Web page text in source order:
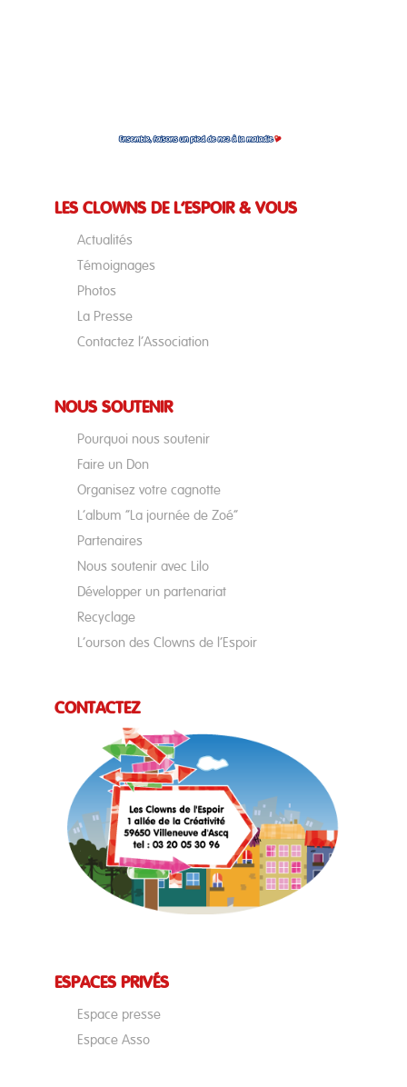
LES CLOWNS DE L’ESPOIR & VOUS
Actualités
Témoignages
Photos
La Presse
Contactez l’Association
NOUS SOUTENIR
Pourquoi nous soutenir
Faire un Don
Organisez votre cagnotte
L’album “La journée de Zoé”
Partenaires
Nous soutenir avec Lilo
Développer un partenariat
Recyclage
L’ourson des Clowns de l’Espoir
CONTACTEZ
ESPACES PRIVÉS
Espace presse
Espace Asso